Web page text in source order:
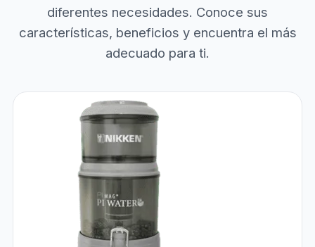
diferentes necesidades. Conoce sus
características, beneficios y encuentra el más
adecuado para ti.